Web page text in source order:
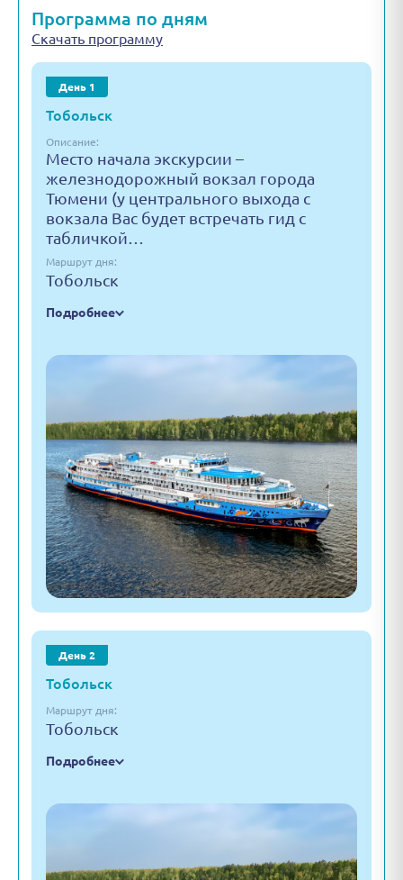
Программа по дням
Скачать программу
День 1
Тобольск
Описание:
Место начала экскурсии –
железнодорожный вокзал города
Тюмени (у центрального выхода с
вокзала Вас будет встречать гид с
табличкой…
Маршрут дня:
Тобольск
Подробнее
День 2
Тобольск
Маршрут дня:
Тобольск
Подробнее